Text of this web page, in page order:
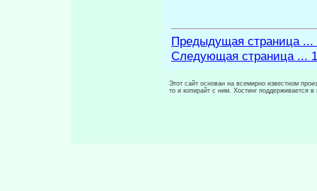
Предыдущая страница ...
Следующая страница ...
Этот сайт основан на всемирно известном
то и копирайт с ним. Хостинг поддерживается